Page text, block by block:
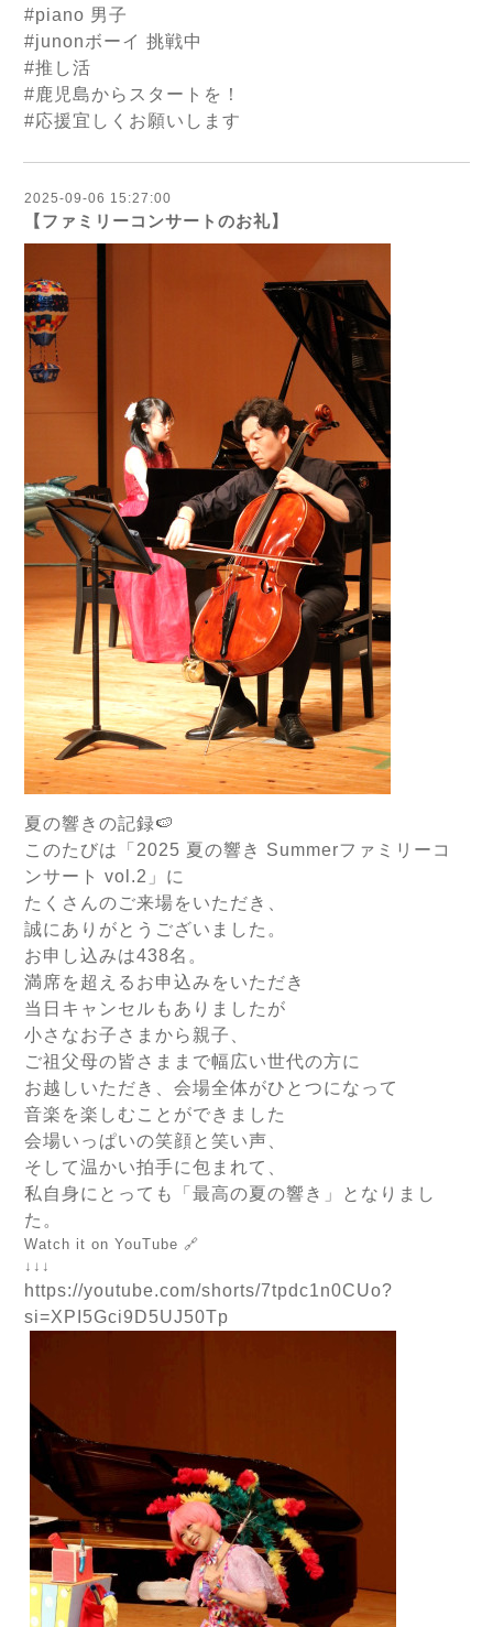
#piano 男子
#junonボーイ 挑戦中
#推し活
#鹿児島からスタートを！
#応援宜しくお願いします
2025-09-06 15:27:00
【ファミリーコンサートのお礼】
夏の響きの記録🍉
このたびは「2025 夏の響き Summerファミリーコ
ンサート vol.2」に
たくさんのご来場をいただき、
誠にありがとうございました。
お申し込みは438名。
満席を超えるお申込みをいただき
当日キャンセルもありましたが
小さなお子さまから親子、
ご祖父母の皆さままで幅広い世代の方に
お越しいただき、会場全体がひとつになって
音楽を楽しむことができました
会場いっぱいの笑顔と笑い声、
そして温かい拍手に包まれて、
私自身にとっても「最高の夏の響き」となりまし
た。
Watch it on YouTube 🔗
↓↓↓
https://youtube.com/shorts/7tpdc1n0CUo?
si=XPI5Gci9D5UJ50Tp